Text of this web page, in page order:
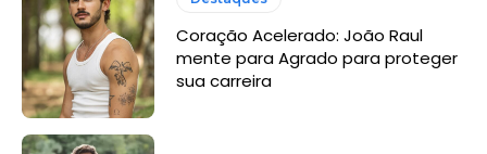
Coração Acelerado: João Raul
mente para Agrado para proteger
sua carreira